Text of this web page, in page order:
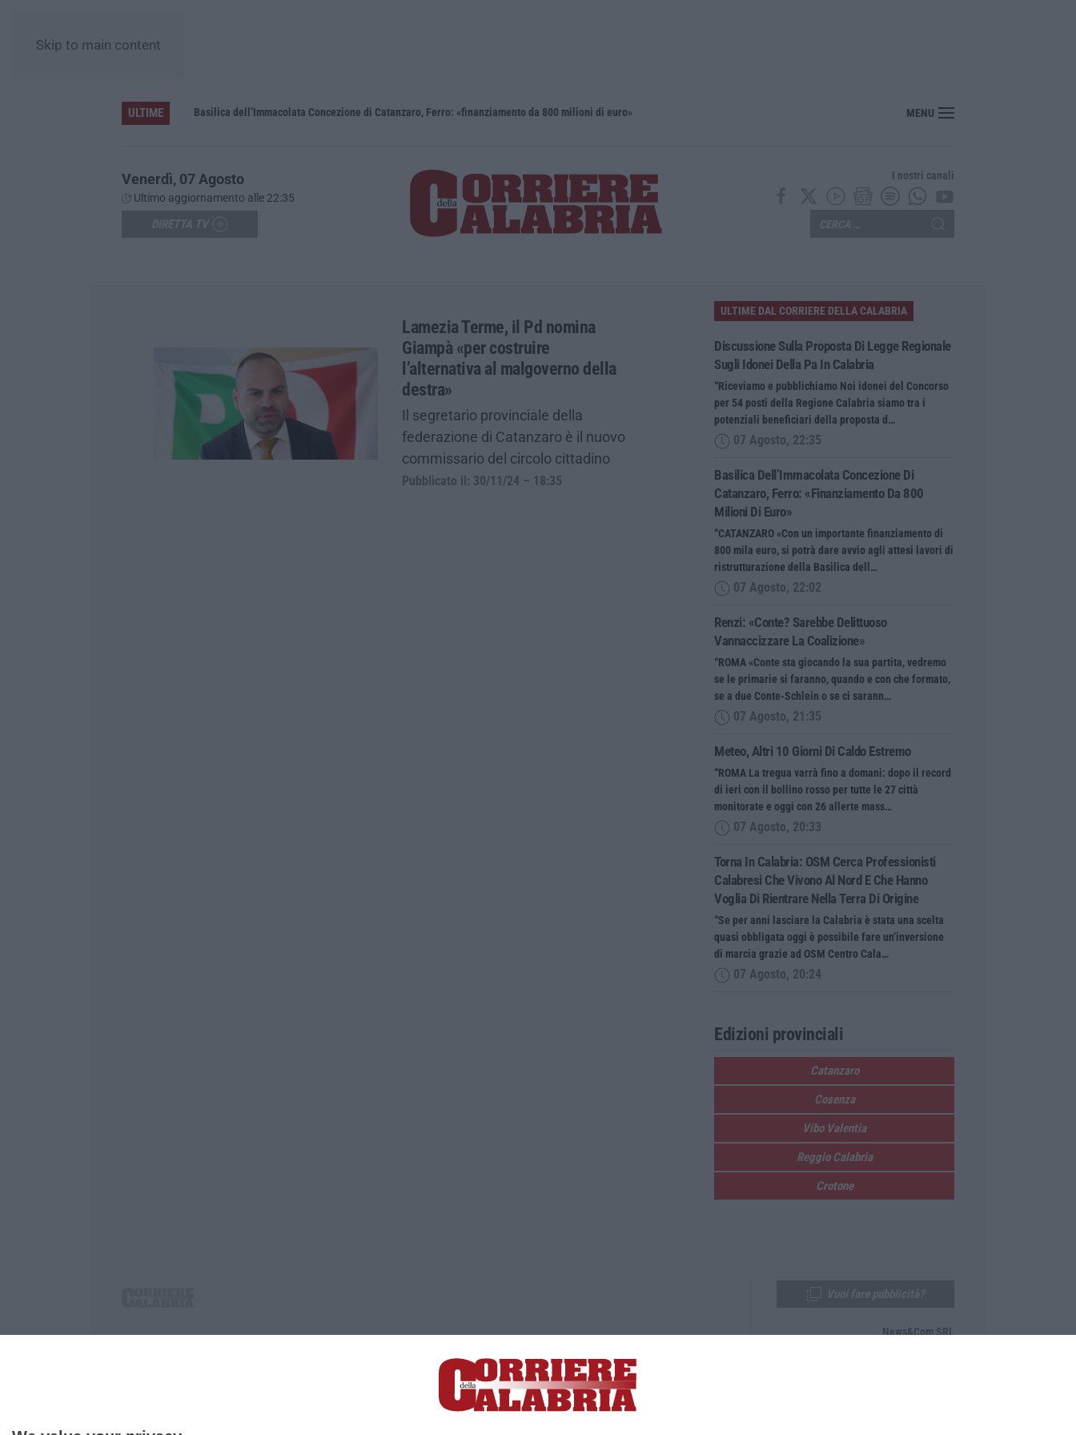
Skip to main content
ULTIME Basilica dell’Immacolata Concezione di Catanzaro, Ferro: «finanziamento da 800 milioni di euro» Renzi: «Conte? Sarebbe delittuoso vannaccizzare la coalizione»
MENU
Venerdì, 07 Agosto
Ultimo aggiornamento alle 22:35
I nostri canali
Lamezia Terme, il Pd nomina
Giampà «per costruire
l’alternativa al malgoverno della
destra»
Il segretario provinciale della
federazione di Catanzaro è il nuovo
commissario del circolo cittadino
Pubblicato il: 30/11/24 – 18:35
ULTIME DAL CORRIERE DELLA CALABRIA
Discussione Sulla Proposta Di Legge Regionale
Sugli Idonei Della Pa In Calabria
“Riceviamo e pubblichiamo Noi idonei del Concorso
per 54 posti della Regione Calabria siamo tra i
potenziali beneficiari della proposta d…
07 Agosto, 22:35
Basilica Dell’Immacolata Concezione Di
Catanzaro, Ferro: «finanziamento Da 800
Milioni Di Euro»
“CATANZARO «Con un importante finanziamento di
800 mila euro, si potrà dare avvio agli attesi lavori di
ristrutturazione della Basilica dell…
07 Agosto, 22:02
Renzi: «Conte? Sarebbe Delittuoso
Vannaccizzare La Coalizione»
“ROMA «Conte sta giocando la sua partita, vedremo
se le primarie si faranno, quando e con che formato,
se a due Conte-Schlein o se ci sarann…
07 Agosto, 21:35
Meteo, Altri 10 Giorni Di Caldo Estremo
“ROMA La tregua varrà fino a domani: dopo il record
di ieri con il bollino rosso per tutte le 27 città
monitorate e oggi con 26 allerte mass…
07 Agosto, 20:33
Torna In Calabria: OSM Cerca Professionisti
Calabresi Che Vivono Al Nord E Che Hanno
Voglia Di Rientrare Nella Terra Di Origine
“Se per anni lasciare la Calabria è stata una scelta
quasi obbligata oggi è possibile fare un’inversione
di marcia grazie ad OSM Centro Cala…
07 Agosto, 20:24
Edizioni provinciali
Catanzaro
Cosenza
Vibo Valentia
Reggio Calabria
Crotone
P.IVA. 03199620794, Via del mare 6/G, S.Eufemia, Lamezia Terme (CZ)
Iscrizione tribunale di Lamezia Terme 5/2011 - Direttore responsabile Paola Militano |Privacy
News&Com SRL